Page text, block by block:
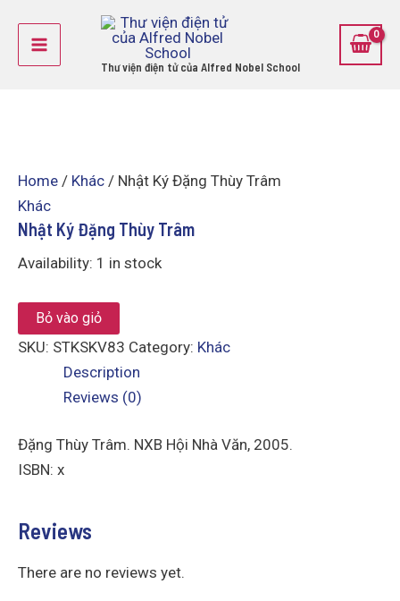
content
Main
Menu
Thư viện điện tử của Alfred Nobel School
Home / Khác / Nhật Ký Đặng Thùy Trâm
Khác
Nhật Ký Đặng Thùy Trâm
Availability: 1 in stock
Ký
Đặng
Thùy
Bỏ vào giỏ
SKU: STKSKV83 Category: Khác
Description
Reviews (0)
Đặng Thùy Trâm. NXB Hội Nhà Văn, 2005.
ISBN: x
Reviews
There are no reviews yet.